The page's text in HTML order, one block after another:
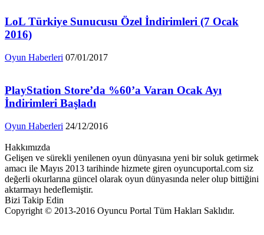
LoL Türkiye Sunucusu Özel İndirimleri (7 Ocak
2016)
Oyun Haberleri 07/01/2017
PlayStation Store’da %60’a Varan Ocak Ayı
İndirimleri Başladı
Oyun Haberleri 24/12/2016
Hakkımızda
Gelişen ve sürekli yenilenen oyun dünyasına yeni bir soluk getirmek
amacı ile Mayıs 2013 tarihinde hizmete giren oyuncuportal.com siz
değerli okurlarına güncel olarak oyun dünyasında neler olup bittiğini
aktarmayı hedeflemiştir.
Bizi Takip Edin
Copyright © 2013-2016 Oyuncu Portal Tüm Hakları Saklıdır.